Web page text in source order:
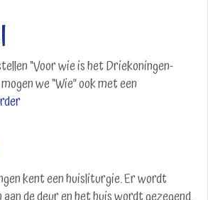
“Voor wie is het Driekoningen-
we “Wie” ook met een
kent een huisliturgie. Er wordt